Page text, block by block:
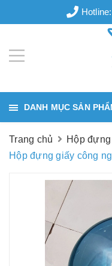
Hotline:
DANH MỤC SẢN
Trang chủ
Hộp
Hộp đựng giấy công